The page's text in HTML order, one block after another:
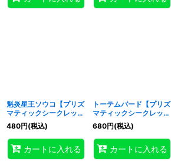
魁炎星王ソウコ【プリズ
マティックシークレッ
ト】{UT01-JP040}《エ
クシーズ》
480円(税込)
カートに入れる
トーテムバード【プリズ
マティックシークレッ
ト】{UT01-JP041}《エ
クシーズ》
680円(税込)
カートに入れる